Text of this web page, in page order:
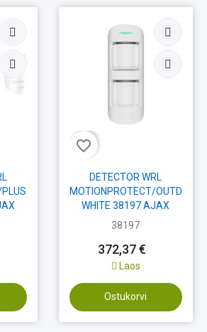
favorite_border
DETECTOR WRL
MOTIONPROTECT/OUTDOOR
WHITE 38197 AJAX
38197
372,37 €
Laos
Ostukorvi